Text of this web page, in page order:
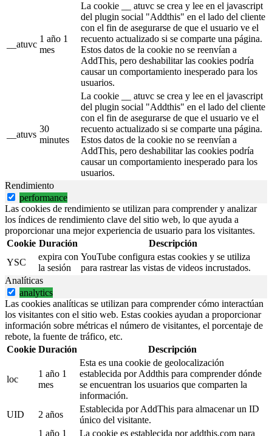
__atuvc
1 año 1
mes
La cookie __ atuvc se crea y lee en el javascript
del plugin social "Addthis" en el lado del cliente
con el fin de asegurarse de que el usuario ve el
recuento actualizado si se comparte una página.
Estos datos de la cookie no se reenvían a
AddThis, pero deshabilitar las cookies podría
causar un comportamiento inesperado para los
usuarios.
__atuvs
30
minutes
La cookie __ atuvc se crea y lee en el javascript
del plugin social "Addthis" en el lado del cliente
con el fin de asegurarse de que el usuario ve el
recuento actualizado si se comparte una página.
Estos datos de la cookie no se reenvían a
AddThis, pero deshabilitar las cookies podría
causar un comportamiento inesperado para los
usuarios.
Rendimiento
performance
Las cookies de rendimiento se utilizan para comprender y analizar
los índices de rendimiento clave del sitio web, lo que ayuda a
proporcionar una mejor experiencia de usuario para los visitantes.
Cookie Duración
Descripción
YSC
expira con
la sesión
YouTube configura estas cookies y se utiliza
para rastrear las vistas de videos incrustados.
Analíticas
analytics
Las cookies analíticas se utilizan para comprender cómo interactúan
los visitantes con el sitio web. Estas cookies ayudan a proporcionar
información sobre métricas el número de visitantes, el porcentaje de
rebote, la fuente de tráfico, etc.
Cookie Duración Descripción
loc
1 año 1
mes
Esta es una cookie de geolocalización
establecida por Addthis para comprender dónde
se encuentran los usuarios que comparten la
información.
UID
2 años
Establecida por AddThis para almacenar un ID
único del visitante.
1 año 1
La cookie es establecida por addthis.com para